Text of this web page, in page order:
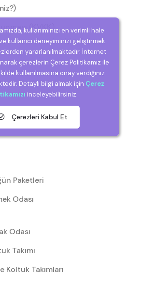
(KVKK)
Paketleri
Odası
Odası
Takımı
Koltuk Takımları
kullanımınızı en verimli hale
kullanıcı deneyiminizi geliştirmek
yararlanılmaktadır. İnternet
çerezlerin Çerez Politikamız ile
kullanılmasına onay verdiğiniz
Detaylı bilgi almak için Çerez
inceleyebilirsiniz.
Çerezleri Kabul Et